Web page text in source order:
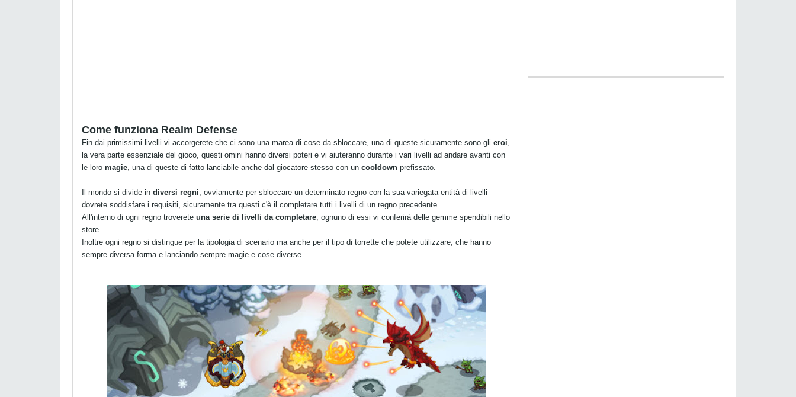
Come funziona Realm Defense
Fin dai primissimi livelli vi accorgerete che ci sono una marea di cose da sbloccare, una di queste sicuramente sono gli eroi,
la vera parte essenziale del gioco, questi omini hanno diversi poteri e vi aiuteranno durante i vari livelli ad andare avanti con
le loro magie, una di queste di fatto lanciabile anche dal giocatore stesso con un cooldown prefissato.
Il mondo si divide in diversi regni, ovviamente per sbloccare un determinato regno con la sua variegata entità di livelli
dovrete soddisfare i requisiti, sicuramente tra questi c'è il completare tutti i livelli di un regno precedente.
All'interno di ogni regno troverete una serie di livelli da completare, ognuno di essi vi conferirà delle gemme spendibili nello
store.
Inoltre ogni regno si distingue per la tipologia di scenario ma anche per il tipo di torrette che potete utilizzare, che hanno
sempre diversa forma e lanciando sempre magie e cose diverse.